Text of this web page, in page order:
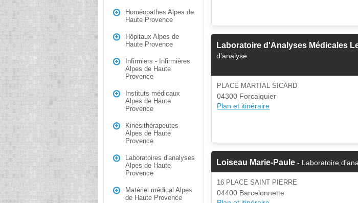
Homéopathes Alpes de
Haute Provence
Hôpitaux Alpes de
Haute Provence
Infirmiers - Infirmières
Alpes de Haute
Provence
Instituts médicaux
Alpes de Haute
Provence
Kinésithérapeutes
Alpes de Haute
Provence
Laboratoires d'analyses
Alpes de Haute
Provence
Matériel médical Alpes
de Haute Provence
Laboratoire d'Analyses Médicales
d'analyse
PLACE MARTIAL SICARD
04300 Forcalquier
Plan et itinéraire
Loiseau Marie-Paule - Laboratoire
16 PLACE SAINT PIERRE
04400 Barcelonnette